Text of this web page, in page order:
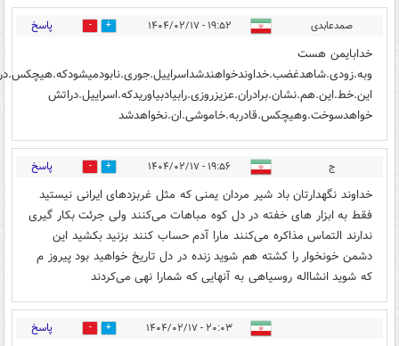
صمدعابدی ۱۹:۵۲ - ۱۴۰۴/۰۲/۱۷ 1 پاسخ
خدابایمن هست
این.خط.این.هم.نشان.برادران.عزیزروزی.رابیادبیاوریدکه.اسراییل.دراتش
خواهدسوخت.وهیچکس.قادربه.خاموشی.ان.نخواهدشد
ج ۱۹:۵۶ - ۱۴۰۴/۰۲/۱۷ 1 پاسخ
خداوند نگهدارتان باد شیر مردان یمنی که مثل غربزدهای ایرانی نیستید
فقط به ابزار های خفته در دل کوه مباهات می‌کنند ولی جرئت بکار گیری
ندارند التماس مذاکره می‌کنند مارا آدم حساب کنند بزنید بکشید این
دشمن خونخوار را کشته هم شوید زنده در دل تاریخ خواهید بود پیروز م
که شوید انشااله روسیاهی به آنهایی که شمارا نهی می‌کردند
۲۰:۰۳ - ۱۴۰۴/۰۲/۱۷ 5 پاسخ